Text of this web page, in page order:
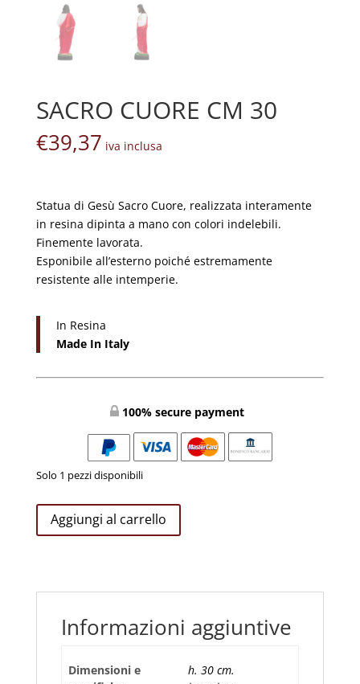
SACRO CUORE CM 30
€39,37 iva inclusa
Statua di Gesù Sacro Cuore, realizzata interamente
in resina dipinta a mano con colori indelebili.
Finemente lavorata.
Esponibile all’esterno poiché estremamente
resistente alle intemperie.
In Resina
Made In Italy
100% secure payment
Solo 1 pezzi disponibili
SACRO
CUORE
Aggiungi al carrello
Informazioni aggiuntive
Dimensioni e
h. 30 cm.